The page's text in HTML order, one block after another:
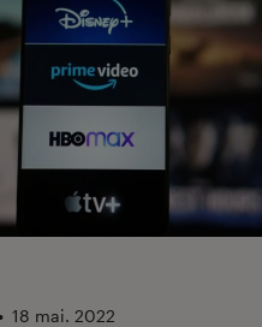
18 mai. 2022